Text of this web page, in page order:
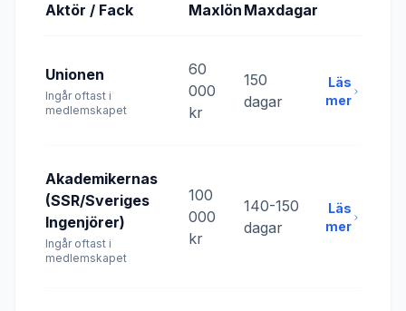
Aktör / Fack Maxlön Maxdagar
Unionen
Ingår oftast i
medlemskapet
60
000
kr
150
dagar
Läs
mer
Akademikernas
(SSR/Sveriges
Ingenjörer)
Ingår oftast i
medlemskapet
100
000
kr
140-150
dagar
Läs
mer